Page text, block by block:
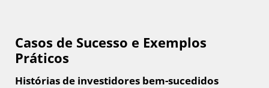
Casos de Sucesso e Exemplos
Práticos
Histórias de investidores bem-sucedidos